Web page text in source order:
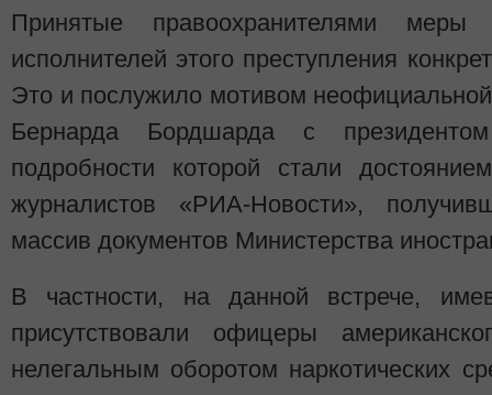
Принятые правоохранителями
исполнителей этого преступления
Это и послужило мотивом
Бернарда Бордшарда с
подробности которой стали
журналистов «РИА-Новости»,
массив документов Министерства
В частности, на данной встрече,
присутствовали офицеры
нелегальным оборотом наркотических